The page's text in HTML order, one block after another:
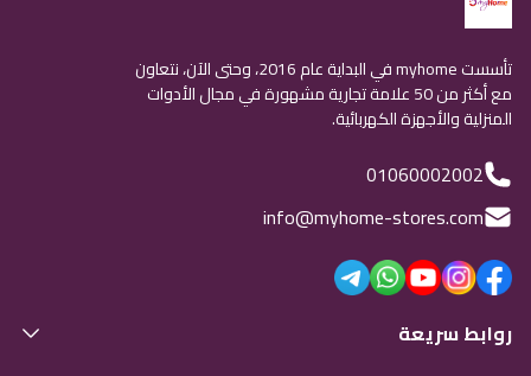
تأسست myhome في البداية عام 2016، وحتى الآن، نتعاون
مع أكثر من 50 علامة تجارية مشهورة في مجال الأدوات
المنزلية والأجهزة الكهربائية.
01060002002
info@myhome-stores.com
روابط سريعة